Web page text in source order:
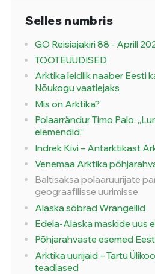
Selles numbris
GO Reisiajakiri 88 - Aprill
TOOTEUUDISED
Arktika leidlik naaber Eesti
Nõukogu vaatlejaks
Mis on Arktika?
Polaarrändur Timo Palo:
elemendid.“
Indrek Kivi – Antarktikast
Venemaa Arktika
Baltisaksa polaaruurijate
geograafilisse uurimisse
Alaska sõbrad Wrangellid
Edela-Alaska maskide uus
Põhjarahvaste esemed
Arktika uurijaid – Tartu
teadlased